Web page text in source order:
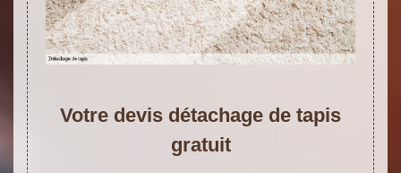
Votre devis détachage de tapis
gratuit